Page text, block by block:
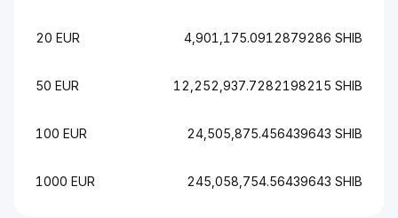
20 EUR 4,901,175.0912879286 SHIB
50 EUR 12,252,937.7282198215 SHIB
100 EUR 24,505,875.456439643 SHIB
1000 EUR 245,058,754.56439643 SHIB